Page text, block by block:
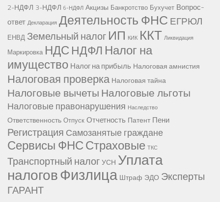
2-НДФЛ 3-НДФЛ 6-НДФЛ Акцизы Банкротство Бухучет Вопрос-
ответ Декларация Деятельность ФНС ЕГРЮЛ
ЕНВД Земельный налог ИП КИК ККТ Ликвидация
Маркировка НДС НДФЛ Налог на
имущество Налог на прибыль Налоговая амнистия
Налоговая проверка Налоговая тайна
Налоговые вычетыНалоговые льготы
Налоговые правонарушения Наследство
Ответственность Отпуск Отчетность Патент Пени
Регистрация Самозанятые граждане
Сервисы ФНССтраховые ТКС
Транспортный налогУСН Уплата
налоговФизлица Штраф ЭДО Эксперты
ГАРАНТ